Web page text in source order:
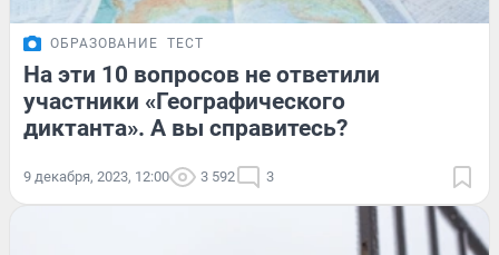
ОБРАЗОВАНИЕ ТЕСТ
На эти 10 вопросов не ответили
участники «Географического
диктанта». А вы справитесь?
9 декабря, 2023, 12:00 3 592 3